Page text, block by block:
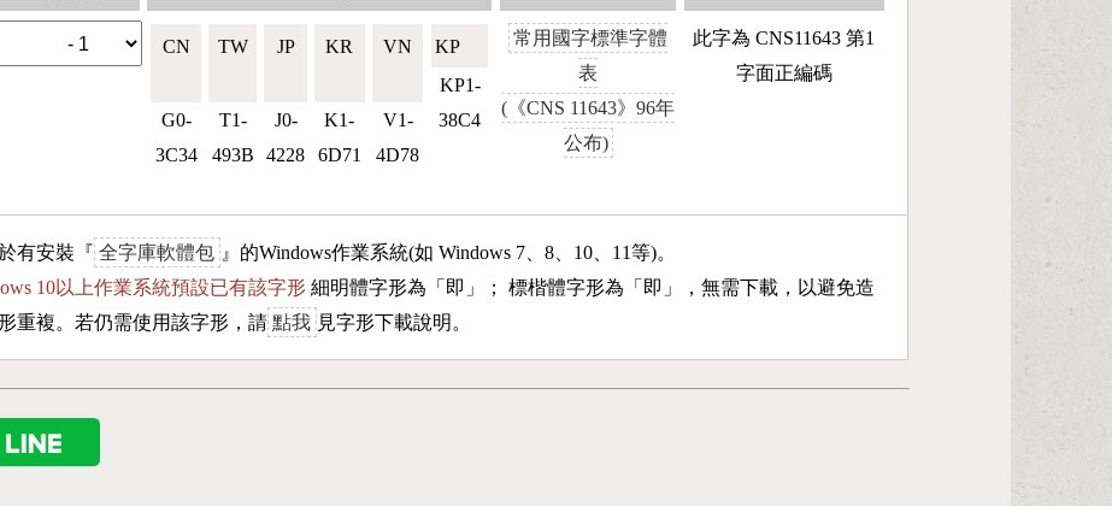
CN
G0-
3C34
TW
T1-
493B
JP
J0-
4228
KR
K1-
6D71
VN
V1-
4D78
KP🇰🇵
KP1-
38C4
常用國字標準字體
表
(《CNS 11643》96年
公布)
此字為 CNS11643 第1
字面正編碼
有安裝『 全字庫軟體包 』的Windows作業系統(如 Windows 7、8、10、11等)。
10以上作業系統預設已有該字形 細明體字形為「 即 」； 標楷體字形為「 即 」，無需下載，以避免造
重複。若仍需使用該字形，請 點我 見字形下載說明。